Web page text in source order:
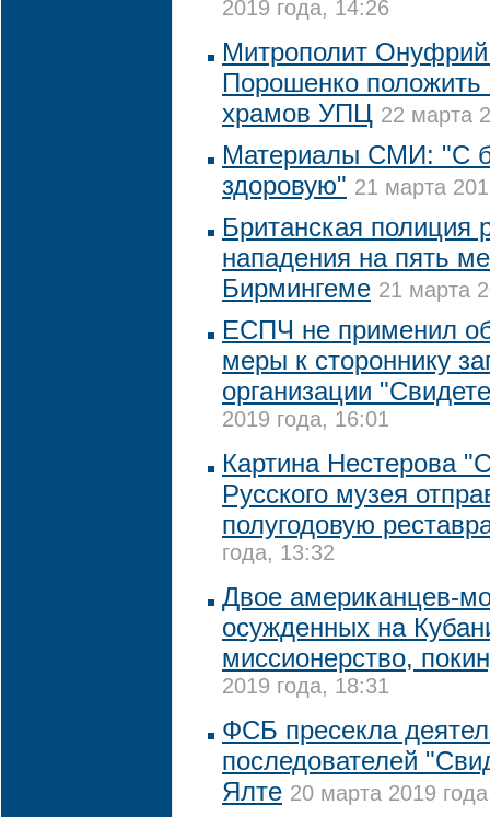
2019 года, 14:26
Митрополит
Порошенко положить
храмов УПЦ 22 марта
Материалы СМИ: "С
здоровую" 21 марта
Британская полиция
нападения на пять
Бирмингеме 21 марта
ЕСПЧ не применил
меры к стороннику
организации
2019 года, 16:01
Картина Нестерова
Русского музея
полугодовую
года, 13:32
Двое американцев-
осужденных на
миссионерство,
2019 года, 18:31
ФСБ пресекла
последователей
Ялте 20 марта 2019